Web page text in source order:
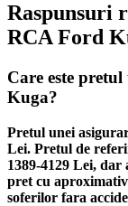
Raspunsuri
RCA Ford
Care este
Kuga?
Pretul unei
Lei. Pretul de
1389-4129 Lei,
pret cu
soferilor fara